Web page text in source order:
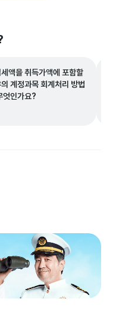
액을 취득가액에 포함할
계정과목 회계처리 방법
엇인가요?